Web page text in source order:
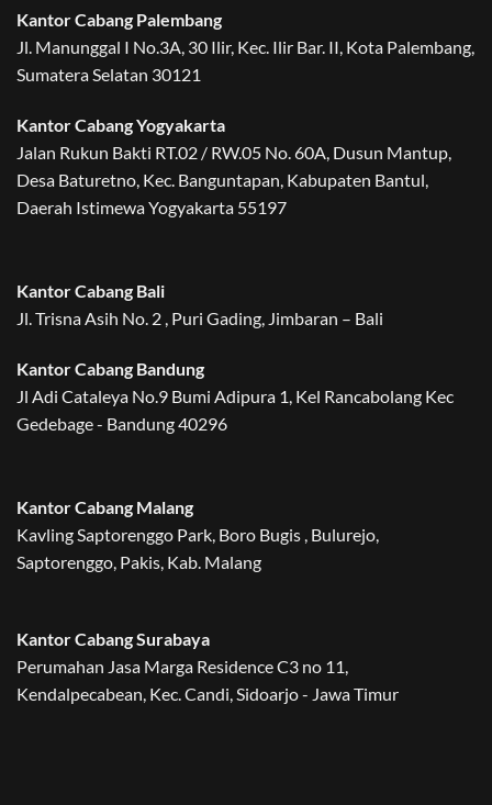
Kantor Cabang Palembang
Jl. Manunggal I No.3A, 30 Ilir, Kec. Ilir Bar. II, Kota Palembang,
Sumatera Selatan 30121
Kantor Cabang Yogyakarta
Jalan Rukun Bakti RT.02 / RW.05 No. 60A, Dusun Mantup,
Desa Baturetno, Kec. Banguntapan, Kabupaten Bantul,
Daerah Istimewa Yogyakarta 55197
Kantor Cabang Bali
Jl. Trisna Asih No. 2 , Puri Gading, Jimbaran – Bali
Kantor Cabang Bandung
Jl Adi Cataleya No.9 Bumi Adipura 1, Kel Rancabolang Kec
Gedebage - Bandung 40296
Kantor Cabang Malang
Kavling Saptorenggo Park, Boro Bugis , Bulurejo,
Saptorenggo, Pakis, Kab. Malang
Kantor Cabang Surabaya
Perumahan Jasa Marga Residence C3 no 11,
Kendalpecabean, Kec. Candi, Sidoarjo - Jawa Timur